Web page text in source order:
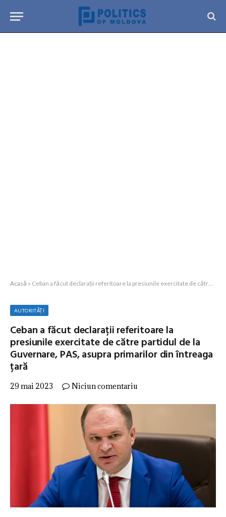
Acasă » Ceban a făcut declarații referitoare la presiunile exercitate de către partidul de la Guvernare, PAS, asupra primarilor din întreaga țară
AUTORITĂȚI
Ceban a făcut declarații referitoare la
presiunile exercitate de către partidul de la
Guvernare, PAS, asupra primarilor din întreaga
țară
29 mai 2023 Niciun comentariu